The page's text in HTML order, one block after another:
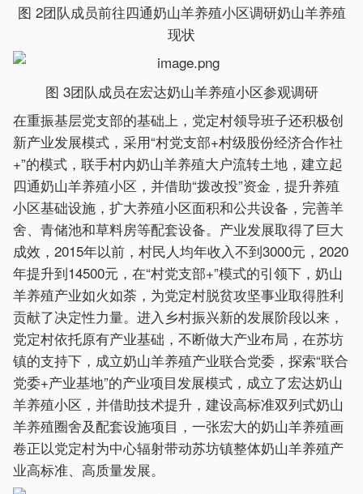
图 2团队成员前往四通奶山羊养殖小区调研奶山羊养殖
现状
图 3团队成员在宏达奶山羊养殖小区参观调研
在重振基层党支部的基础上，党定村领导班子还积极创
新产业发展模式，采用“村党支部+村级股份经济合作社
+”的模式，联手村内奶山羊养殖大户流转土地，建立起
四通奶山羊养殖小区，并借助“拨改投”资金，提升养殖
小区基础设施，扩大养殖小区面积和公共设备，完善羊
舍、青储池和草料房等配套设备。产业发展取得了巨大
成效，2015年以前，村民人均年收入不到3000元，2020
年提升到14500元，在“村党支部+”模式的引领下，奶山
羊养殖产业如火如荼，为党定村脱贫攻坚事业取得胜利
贡献了决定性力量。进入乡村振兴新的发展阶段以来，
党定村依托原有产业基础，不断做大产业布局，在苏坊
镇的支持下，成立奶山羊养殖产业联合党委，探索“联合
党委+产业基地”的产业项目发展模式，成立了宏达奶山
羊养殖小区，并借助技术提升，建设高标准双列式奶山
羊养殖圈舍及配套设施项目，一张宏大的奶山羊养殖画
卷正以党定村为中心辐射带动苏坊镇整体奶山羊养殖产
业高标准、高质量发展。